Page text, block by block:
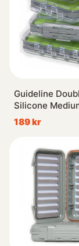
Guideline
Silicone
189 kr